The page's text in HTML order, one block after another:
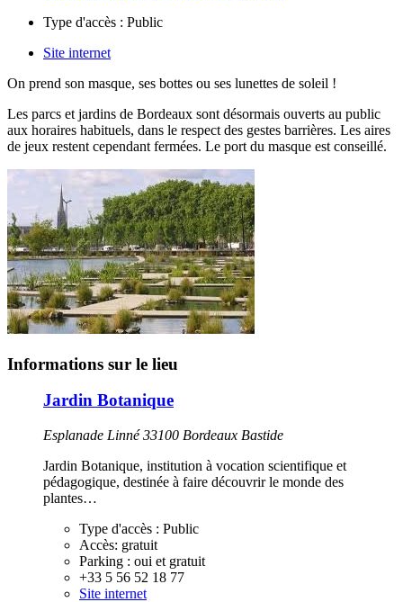
Type d'accès : Public
Site internet
On prend son masque, ses bottes ou ses lunettes de soleil !
Les parcs et jardins de Bordeaux sont désormais ouverts au public
aux horaires habituels, dans le respect des gestes barrières. Les aires
de jeux restent cependant fermées. Le port du masque est conseillé.
Informations sur le lieu
Jardin Botanique
Esplanade Linné 33100 Bordeaux Bastide
Jardin Botanique, institution à vocation scientifique et
pédagogique, destinée à faire découvrir le monde des
plantes…
Type d'accès : Public
Accès: gratuit
Parking : oui et gratuit
+33 5 56 52 18 77
Site internet